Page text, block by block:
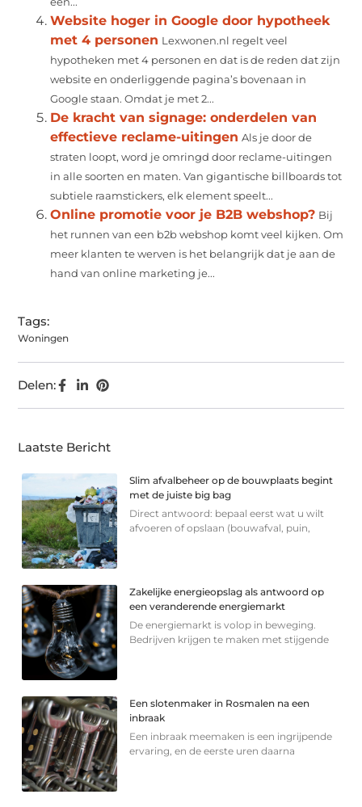
Website hoger in Google door hypotheek
met 4 personen Lexwonen.nl regelt veel
hypotheken met 4 personen en dat is de reden dat zijn
website en onderliggende pagina’s bovenaan in
Google staan. Omdat je met 2...
De kracht van signage: onderdelen van
effectieve reclame-uitingen Als je door de
straten loopt, word je omringd door reclame-uitingen
in alle soorten en maten. Van gigantische billboards tot
subtiele raamstickers, elk element speelt...
Online promotie voor je B2B webshop? Bij
het runnen van een b2b webshop komt veel kijken. Om
meer klanten te werven is het belangrijk dat je aan de
hand van online marketing je...
Tags:
Woningen
Delen:
Laatste Bericht
Slim afvalbeheer op de bouwplaats begint
met de juiste big bag
Direct antwoord: bepaal eerst wat u wilt
afvoeren of opslaan (bouwafval, puin,
Zakelijke energieopslag als antwoord op
een veranderende energiemarkt
De energiemarkt is volop in beweging.
Bedrijven krijgen te maken met stijgende
Een slotenmaker in Rosmalen na een
inbraak
Een inbraak meemaken is een ingrijpende
ervaring, en de eerste uren daarna